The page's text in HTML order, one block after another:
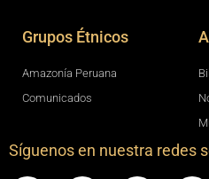
Grupos Étnicos
Amazonía Peruana
Comunicados
Síguenos en nuestra redes